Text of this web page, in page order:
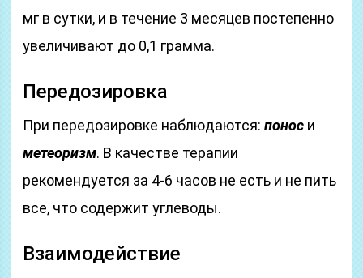
мг в сутки, и в течение 3 месяцев постепенно
увеличивают до 0,1 грамма.
Передозировка
При передозировке наблюдаются:понос и
метеоризм. В качестве терапии
рекомендуется за 4-6 часов не есть и не пить
все, что содержит углеводы.
Взаимодействие